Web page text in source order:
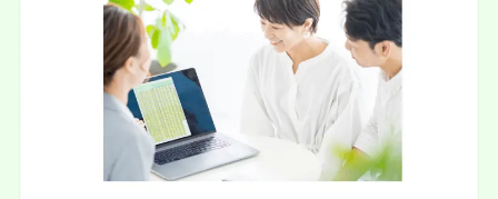
依頼内容 相続放棄 12万円
ご利用時期 2026/05/08
依頼に至った経緯
依頼先の連絡をいただいたのが1件だけでした。
比べることがなく相談させていただいたのですがわかりや
すく説明してもらったのと家から近いので決めました。